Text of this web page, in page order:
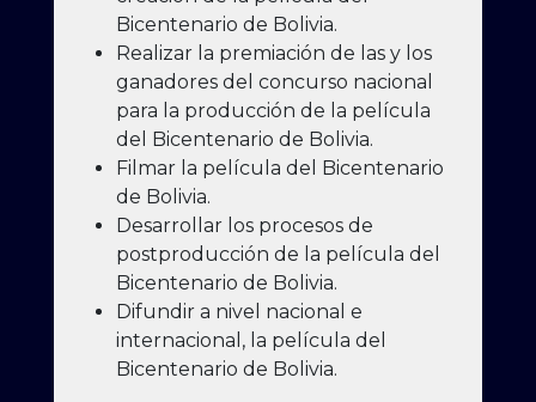
Bicentenario de Bolivia.
Realizar la premiación de las y los
ganadores del concurso nacional
para la producción de la película
del Bicentenario de Bolivia.
Filmar la película del Bicentenario
de Bolivia.
Desarrollar los procesos de
postproducción de la película del
Bicentenario de Bolivia.
Difundir a nivel nacional e
internacional, la película del
Bicentenario de Bolivia.